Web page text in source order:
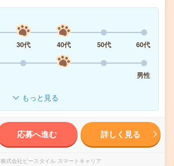
30代 40代 50代
60代
男性
もっと見る
応募へ進む 詳しく見る
株式会社ビースタイル スマートキャリア